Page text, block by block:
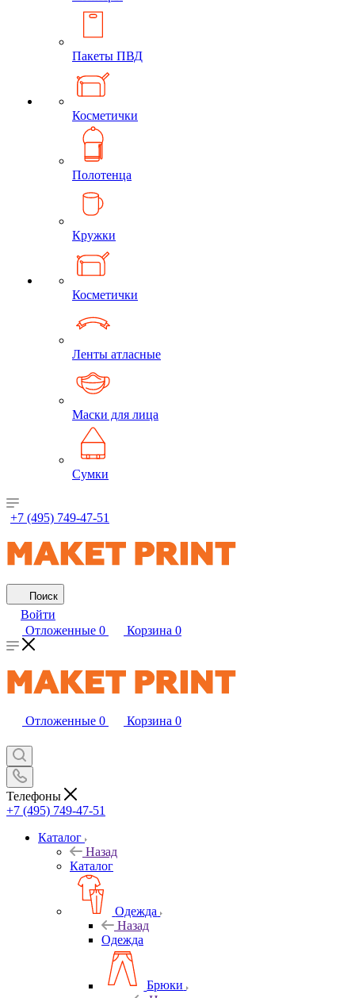
Пакеты ПВД
Косметички
Полотенца
Кружки
Косметички
Ленты атласные
Маски для лица
Сумки
+7 (495) 749-47-51
Поиск
Войти
Отложенные 0 Корзина 0
Отложенные 0 Корзина 0
Телефоны
+7 (495) 749-47-51
Каталог
Назад
Каталог
Одежда
Назад
Одежда
Брюки